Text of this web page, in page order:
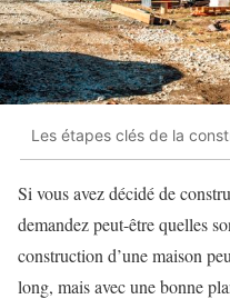
Les étapes clés de la
Si vous avez décidé de
demandez peut-être quelles
construction d’une maison
long, mais avec une bonne